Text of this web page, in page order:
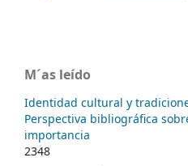
M´as leído
Identidad cultural y
Perspectiva bibliográfica
importancia
2348